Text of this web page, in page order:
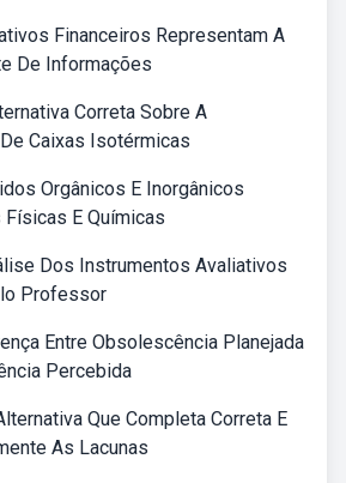
Financeiros Representam A
De Informações
Correta Sobre A
Caixas Isotérmicas
Orgânicos E Inorgânicos
E Químicas
Dos Instrumentos Avaliativos
Professor
Entre Obsolescência Planejada
Percebida
Que Completa Correta E
As Lacunas